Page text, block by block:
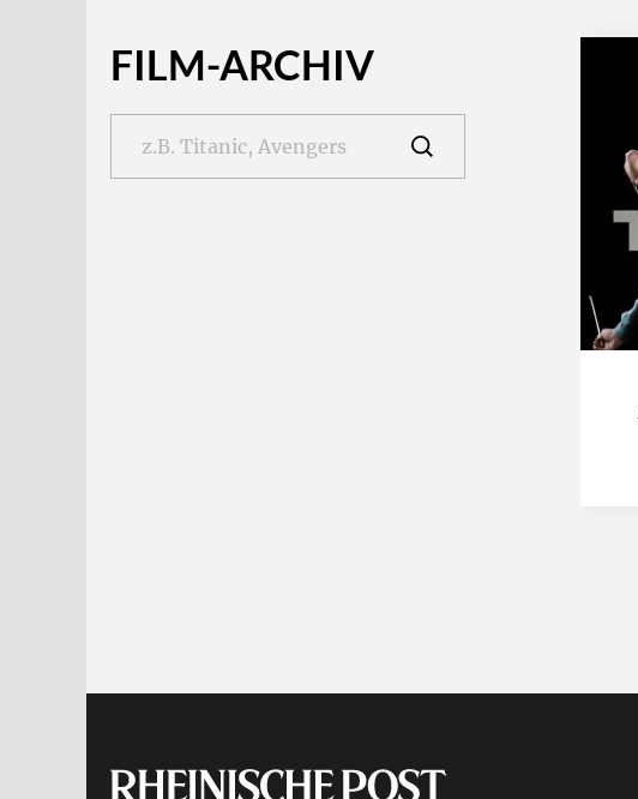
FILM-ARCHIV